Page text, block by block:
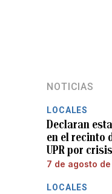
NOTICIAS
LOCALES
Declaran
en el recinto
UPR por
7 de agosto de
LOCALES